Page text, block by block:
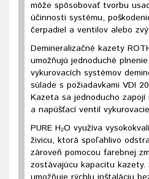
môže spôsobovať tvorbu
účinnosti systému,
čerpadiel a ventilov alebo
Demineralizačné kazety
umožňujú jednoduché
vykurovacích systémov
súlade s požiadavkami VDI
Kazeta sa jednoducho zapojí
a napúšťací ventil
PURE H₂O využíva
živicu, ktorá spoľahlivo
zároveň pomocou farebnej
zostávajúcu kapacitu kazety.